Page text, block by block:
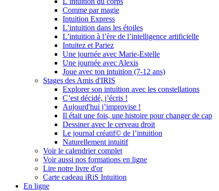
Comme par magie
Intuition Express
L’intuition dans les étoiles
L’intuition à l’ère de l’intelligence artificielle
Intuitez et Pariez
Une journée avec Marie-Estelle
Une journée avec Alexis
Joue avec ton intuition (7-12 ans)
Stages des Amis d'IRIS
Explorer son intuition avec les constellations
C’est décidé, j’écris !
Aujourd'hui j’improvise !
Il était une fois, une histoire pour changer de cap
Dessiner avec le cerveau droit
Le journal créatif© de l’intuition
Naturellement intuitif
Voir le calendrier complet
Voir aussi nos formations en ligne
Lire notre livre d'or
Carte cadeau iRiS Intuition
En ligne